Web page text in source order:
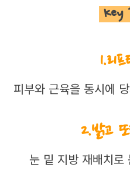
Key
1.리
피부와 근육을 동시에
2.밝고
눈 밑 지방 재배치로